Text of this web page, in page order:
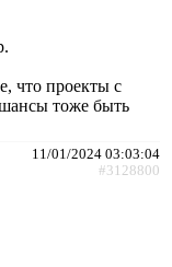
что проекты с
тоже быть
11/01/2024 03:03:04
#3128800